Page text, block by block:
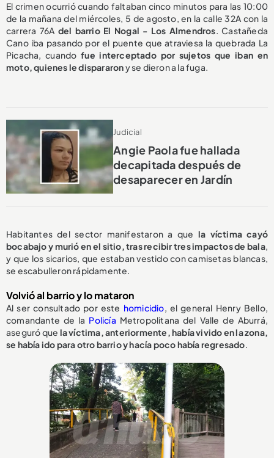
El crimen ocurrió cuando faltaban cinco minutos para las 10:00
de la mañana del miércoles, 5 de agosto, en la calle 32A con la
carrera 76A del barrio El Nogal - Los Almendros. Castañeda
Cano iba pasando por el puente que atraviesa la quebrada La
Picacha, cuandofue interceptado por sujetos que iban en
moto, quienes le dispararony se dieron a la fuga.
Judicial
Angie Paola fue hallada
decapitada después de
desaparecer en Jardín
Habitantes del sector manifestaron a que la víctima cayó
bocabajo y murió en el sitio, tras recibir tres impactos de bala,
y que los sicarios, que estaban vestido con camisetas blancas,
se escabulleron rápidamente.
Volvió al barrio y lo mataron
Al ser consultado por este homicidio, el general Henry Bello,
comandante de la Policía Metropolitana del Valle de Aburrá,
aseguró que la víctima, anteriormente, había vivido en la zona,
se había ido para otro barrio y hacía poco había regresado.